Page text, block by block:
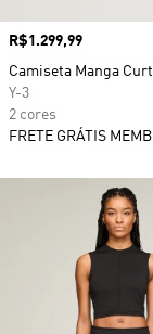
Preço
R$1.299,99
Camiseta Manga
Y-3
2 cores
FRETE GRÁTIS